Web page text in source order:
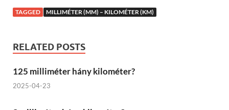
TAGGED MILLIMÉTER (MM) – KILOMÉTER (KM)
RELATED POSTS
125 milliméter hány kilométer?
2025-04-23